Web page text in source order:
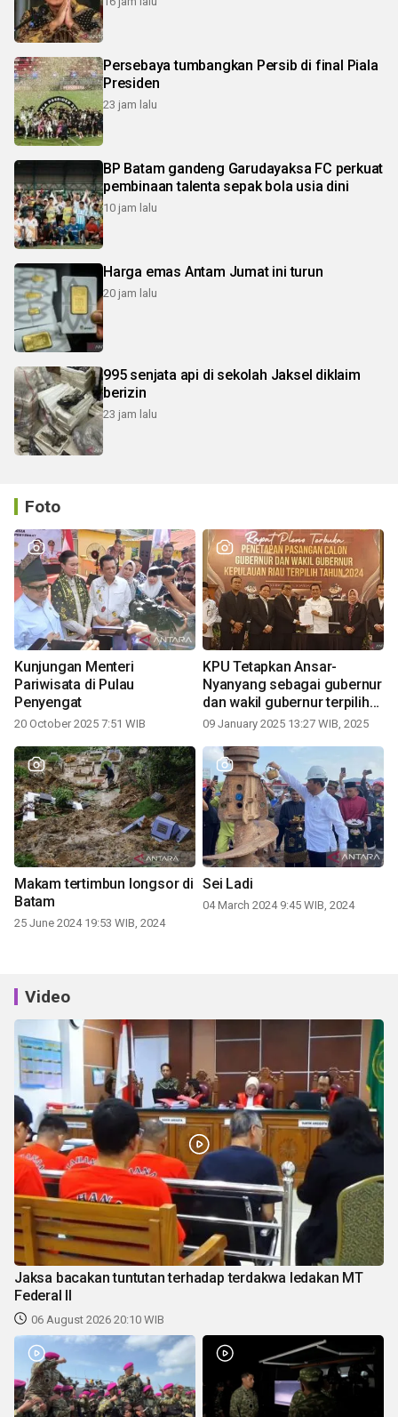
Persebaya tumbangkan Persib di final Piala
Presiden
23 jam lalu
BP Batam gandeng Garudayaksa FC perkuat
pembinaan talenta sepak bola usia dini
10 jam lalu
Harga emas Antam Jumat ini turun
20 jam lalu
995 senjata api di sekolah Jaksel diklaim
berizin
23 jam lalu
Foto
Kunjungan Menteri
Pariwisata di Pulau
Penyengat
20 October 2025 7:51 WIB
KPU Tetapkan Ansar-
Nyanyang sebagai gubernur
dan wakil gubernur terpilih
periode 2025-2030
09 January 2025 13:27 WIB, 2025
Makam tertimbun longsor di
Batam
25 June 2024 19:53 WIB, 2024
Sei Ladi
04 March 2024 9:45 WIB, 2024
Video
Jaksa bacakan tuntutan terhadap terdakwa ledakan MT
Federal II
06 August 2026 20:10 WIB